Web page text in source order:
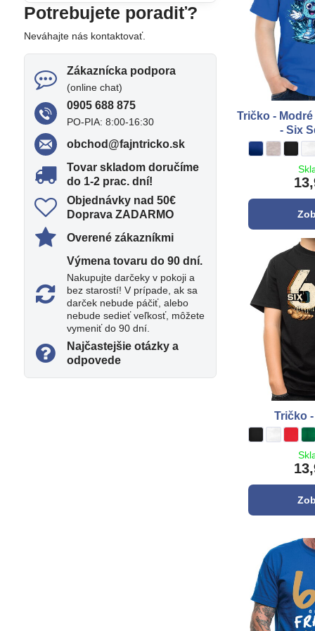
Tričko -
- Six
Tričko - Modré
kráľovská modrá
Tričko
Tričko - Retro
Tričko -
Potrebujete poradiť?
Neváhajte nás kontaktovať.
Zákaznícka podpora
(online chat)
0905 688 875
PO-PIA: 8:00-16:30
obchod​@fajntricko​.sk
Tovar skladom doručíme
do 1-2 prac​. dní!
Objednávky nad 50€
Doprava ZADARMO
Overené zákazníkmi
Výmena tovaru do 90 dní​.
Nakupujte darčeky v pokoji a
bez starostí! V prípade, ak sa
darček nebude páčiť, alebo
nebude sedieť veľkosť, môžete
vymeniť do 90 dní.
Najčastejšie otázky a
odpovede